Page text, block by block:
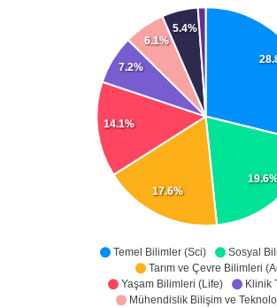
Temel Bilimler (Sci)
Sosyal
Tarım ve Çevre Bilimleri
Yaşam Bilimleri (Life)
Klinik
Mühendislik Bilişim ve
17.6%
14.1%
7.2%
6.1%
5.4%